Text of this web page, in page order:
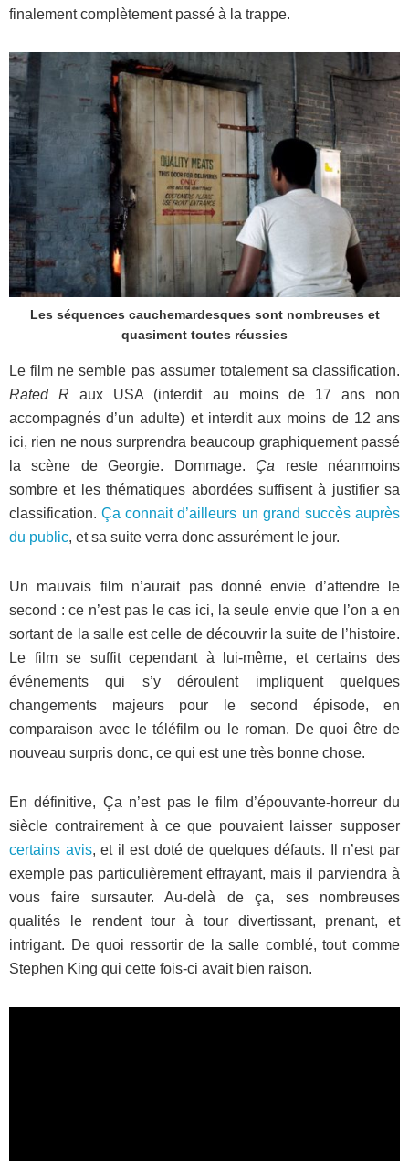
finalement complètement passé à la trappe.
Les séquences cauchemardesques sont nombreuses et
quasiment toutes réussies
Le film ne semble pas assumer totalement sa classification.
Rated R aux USA (interdit au moins de 17 ans non
accompagnés d’un adulte) et interdit aux moins de 12 ans
ici, rien ne nous surprendra beaucoup graphiquement passé
la scène de Georgie. Dommage. Ça reste néanmoins
sombre et les thématiques abordées suffisent à justifier sa
classification.Ça connait d’ailleurs un grand succès auprès
du public, et sa suite verra donc assurément le jour.
Un mauvais film n’aurait pas donné envie d’attendre le
second : ce n’est pas le cas ici, la seule envie que l’on a en
sortant de la salle est celle de découvrir la suite de l’histoire.
Le film se suffit cependant à lui-même, et certains des
événements qui s’y déroulent impliquent quelques
changements majeurs pour le second épisode, en
comparaison avec le téléfilm ou le roman. De quoi être de
nouveau surpris donc, ce qui est une très bonne chose.
En définitive, Ça n’est pas le film d’épouvante-horreur du
siècle contrairement à ce que pouvaient laisser supposer
certains avis, et il est doté de quelques défauts. Il n’est par
exemple pas particulièrement effrayant, mais il parviendra à
vous faire sursauter. Au-delà de ça, ses nombreuses
qualités le rendent tour à tour divertissant, prenant, et
intrigant. De quoi ressortir de la salle comblé, tout comme
Stephen King qui cette fois-ci avait bien raison.